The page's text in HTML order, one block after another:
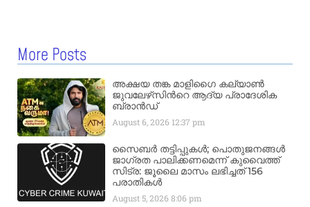
More Posts
അക്ഷയ തങ്ക മാളിഗൈ കല്യാണ്‍
ജുവലേഴ്‌സിന്‍റെ ആദ്യ പ്രാദേശിക
ബ്രാന്‍ഡ്
August 6, 2026 12:37 pm
സൈബർ തട്ടിപ്പുകൾ; പൊതുജനങ്ങൾ
ജാഗ്രത പാലിക്കണമെന്ന് കുവൈത്ത്
സിട്ര: ജൂലൈ മാസം ലഭിച്ചത് 156
പരാതികൾ
August 5, 20268:06 pm